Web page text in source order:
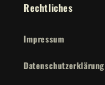
Rechtliches
Impressum
Datenschutzerklärung